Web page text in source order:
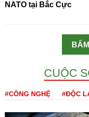
NATO tại Bắc Cực
CUỘC
#CÔNG NGHỆ #ĐỘC